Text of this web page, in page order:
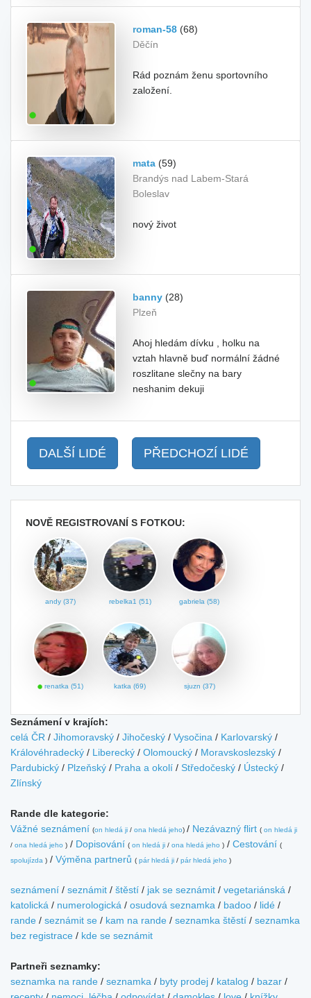
roman-58 (68)
Děčín
Rád poznám ženu sportovního
založení.
mata (59)
Brandýs nad Labem-Stará
Boleslav
nový život
banny (28)
Plzeň
Ahoj hledám dívku , holku na
vztah hlavně buď normální žádné
roszlitane slečny na bary
neshanim dekuji
DALŠÍ LIDÉ PŘEDCHOZÍ LIDÉ
NOVĚ REGISTROVANÍ S FOTKOU:
andy (37) rebelka1 (51) gabriela (58)
renatka (51) katka (69) sjuzn (37)
Seznámení v krajích:
celá ČR / Jihomoravský / Jihočeský / Vysočina / Karlovarský /
Královéhradecký / Liberecký / Olomoucký / Moravskoslezský /
Pardubický / Plzeňský / Praha a okolí / Středočeský / Ústecký /
Zlínský
Rande dle kategorie:
Vážné seznámení (on hledá ji / ona hledá jeho) / Nezávazný flirt ( on hledá ji
/ ona hledá jeho ) / Dopisování ( on hledá ji / ona hledá jeho ) / Cestování (
spolujízda ) / Výměna partnerů ( pár hledá ji / pár hledá jeho )
seznámení / seznámit / štěstí / jak se seznámit / vegetariánská /
katolická / numerologická / osudová seznamka / badoo / lidé /
rande / seznámit se / kam na rande / seznamka štěstí / seznamka
bez registrace / kde se seznámit
Partneři seznamky:
seznamka na rande / seznamka / byty prodej / katalog / bazar /